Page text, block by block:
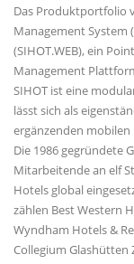
Das Produktportfolio
Management System
(SIHOT.WEB), ein
Management
SIHOT ist eine
lässt sich als
ergänzenden
Die 1986 gegründete
Mitarbeitende an elf
Hotels global
zählen Best Western
Wyndham Hotels &
Collegium